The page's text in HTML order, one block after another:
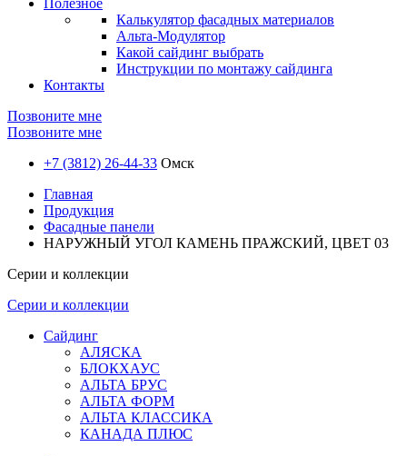
Полезное
Калькулятор фасадных материалов
Альта-Модулятор
Какой сайдинг выбрать
Инструкции по монтажу сайдинга
Контакты
Позвоните мне
Позвоните мне
+7 (3812) 26-44-33 Омск
Главная
Продукция
Фасадные панели
НАРУЖНЫЙ УГОЛ КАМЕНЬ ПРАЖСКИЙ, ЦВЕТ 03
Серии и коллекции
Серии и коллекции
Сайдинг
АЛЯСКА
БЛОКХАУС
АЛЬТА БРУС
АЛЬТА ФОРМ
АЛЬТА КЛАССИКА
КАНАДА ПЛЮС